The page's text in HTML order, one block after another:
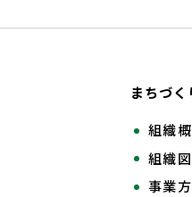
まちづ
組織
組織図
事業